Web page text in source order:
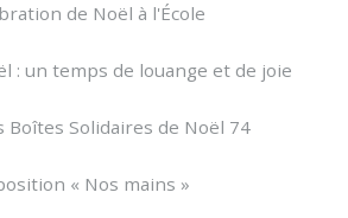
de Noël à l'École
: un temps de louange et de joie
Boîtes Solidaires de Noël 74
« Nos mains »